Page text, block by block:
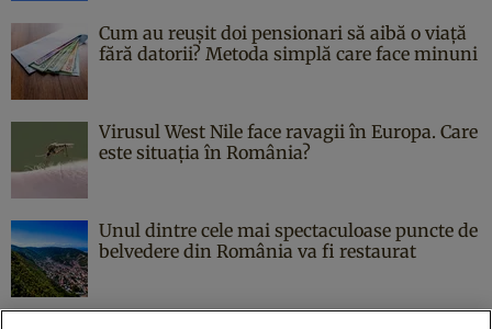
Cum au reușit doi pensionari să aibă o viață
fără datorii? Metoda simplă care face minuni
Virusul West Nile face ravagii în Europa. Care
este situația în România?
Unul dintre cele mai spectaculoase puncte de
belvedere din România va fi restaurat